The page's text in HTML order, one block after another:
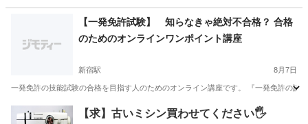
後楽園駅 その他 オンライン
【一発免許試験】 知らなきゃ絶対不合格？ 合格
のためのオンラインワンポイント講座
新宿駅 8月7日
一発免許の技能試験の合格を目指す人のためのオンライン講座です。 『一発免許の
東京 新宿区 新宿駅 その他 オンライン
【求】古いミシン買わせてください🖐️